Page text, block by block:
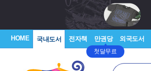
HOME 국내도서 전자책 만권당
첫달무료
외국도서